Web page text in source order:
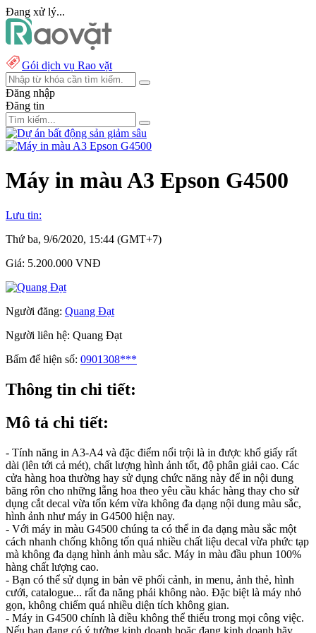
Đang xử lý...
Gói dịch vụ Rao vặt
Đăng nhập
Đăng tin
Máy in màu A3 Epson G4500
Lưu tin:
Thứ ba, 9/6/2020, 15:44 (GMT+7)
Giá: 5.200.000 VNĐ
Người đăng: Quang Đạt
Người liên hệ: Quang Đạt
Bấm để hiện số: 0901308***
Thông tin chi tiết:
Mô tả chi tiết:
- Tính năng in A3-A4 và đặc điểm nổi trội là in được khổ giấy rất
dài (lên tới cả mét), chất lượng hình ảnh tốt, độ phân giải cao. Các
cửa hàng hoa thường hay sử dụng chức năng này để in nội dung
băng rôn cho những lẵng hoa theo yêu cầu khác hàng thay cho sử
dụng cắt decal vừa tốn kém vừa không đa dạng nội dung màu sắc,
hình ảnh như máy in G4500 hiện nay.
- Với máy in màu G4500 chúng ta có thể in đa dạng màu sắc một
cách nhanh chống không tốn quá nhiều chất liệu decal vừa phức tạp
mà không đa dạng hình ảnh màu sắc. Máy in màu đầu phun 100%
hàng chất lượng cao.
- Bạn có thể sử dụng in bản vẽ phối cảnh, in menu, ảnh thẻ, hình
cưới, catalogue... rất đa năng phải không nào. Đặc biệt là máy nhỏ
gọn, không chiếm quá nhiều diện tích không gian.
- Máy in G4500 chính là điều không thể thiếu trong mọi công việc.
Nếu bạn đang có ý tưởng kinh doanh hoặc đang kinh doanh hãy